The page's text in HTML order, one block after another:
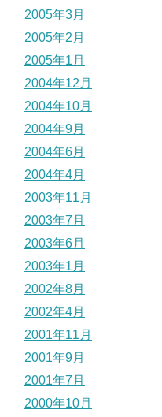
2005年3月
2005年2月
2005年1月
2004年12月
2004年10月
2004年9月
2004年6月
2004年4月
2003年11月
2003年7月
2003年6月
2003年1月
2002年8月
2002年4月
2001年11月
2001年9月
2001年7月
2000年10月